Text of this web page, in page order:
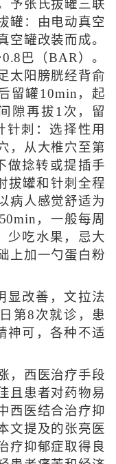
予张氏拔罐三联
罐：由电动真空
空罐改装而成。
巴（BAR）。
太阳膀胱经背俞
留罐10min，起
隙再拔1次，留
刺：选择性用
，从大椎穴至第
做捻转或提插手
拔罐和针刺全程
病人感觉舒适为
，一般每周
少吃水果，忌大
上加一勺蛋白粉
改善，文拉法
第8次就诊，患
神可，各种不适
西医治疗手段
且患者对药物易
西医结合治疗抑
文提及的张亮医
疗抑郁症取得良